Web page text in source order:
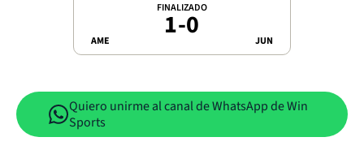
AME
FINALIZADO
1-0 JUN
Quiero unirme al canal de WhatsApp de Win
Sports